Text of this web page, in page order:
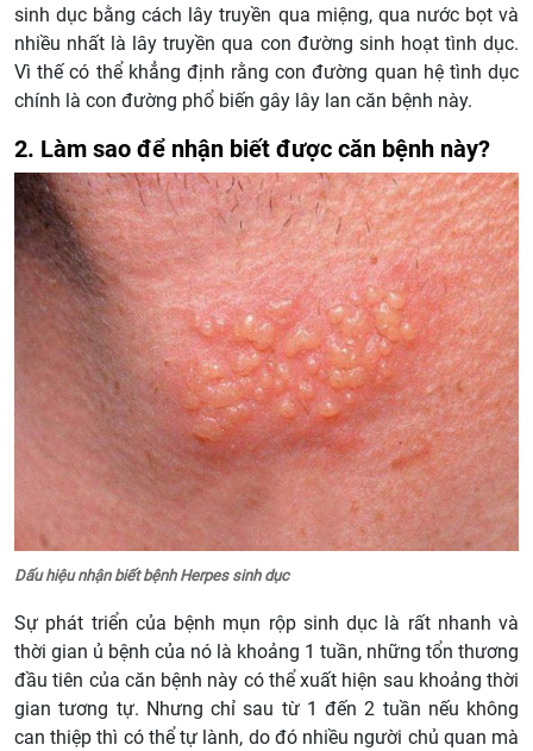
sinh dục bằng cách lây truyền qua miệng, qua nước bọt và
nhiều nhất là lây truyền qua con đường sinh hoạt tình dục.
Vì thế có thể khẳng định rằng con đường quan hệ tình dục
chính là con đường phổ biến gây lây lan căn bệnh này.
2. Làm sao để nhận biết được căn bệnh này?
Dấu hiệu nhận biết bệnh Herpes sinh dục
Sự phát triển của bệnh mụn rộp sinh dục là rất nhanh và
thời gian ủ bệnh của nó là khoảng 1 tuần, những tổn thương
đầu tiên của căn bệnh này có thể xuất hiện sau khoảng thời
gian tương tự. Nhưng chỉ sau từ 1 đến 2 tuần nếu không
can thiệp thì có thể tự lành, do đó nhiều người chủ quan mà